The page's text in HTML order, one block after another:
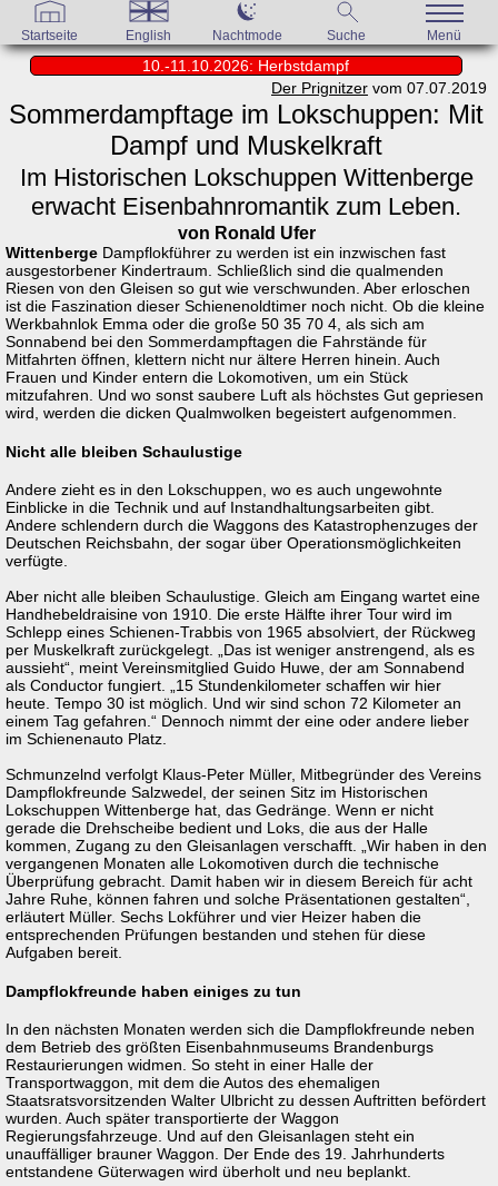
Startseite English Nachtmode Suche Menü
10.-11.10.2026: Herbstdampf
Der Prignitzer vom 07.07.2019
Sommerdampftage im Lokschuppen: Mit
Dampf und Muskelkraft
Im Historischen Lokschuppen Wittenberge
erwacht Eisenbahnromantik zum Leben.
von Ronald Ufer
Wittenberge Dampflokführer zu werden ist ein inzwischen fast
ausgestorbener Kindertraum. Schließlich sind die qualmenden
Riesen von den Gleisen so gut wie verschwunden. Aber erloschen
ist die Faszination dieser Schienenoldtimer noch nicht. Ob die kleine
Werkbahnlok Emma oder die große 50 35 70 4, als sich am
Sonnabend bei den Sommerdampftagen die Fahrstände für
Mitfahrten öffnen, klettern nicht nur ältere Herren hinein. Auch
Frauen und Kinder entern die Lokomotiven, um ein Stück
mitzufahren. Und wo sonst saubere Luft als höchstes Gut gepriesen
wird, werden die dicken Qualmwolken begeistert aufgenommen.
Nicht alle bleiben Schaulustige
Andere zieht es in den Lokschuppen, wo es auch ungewohnte
Einblicke in die Technik und auf Instandhaltungsarbeiten gibt.
Andere schlendern durch die Waggons des Katastrophenzuges der
Deutschen Reichsbahn, der sogar über Operationsmöglichkeiten
verfügte.
Aber nicht alle bleiben Schaulustige. Gleich am Eingang wartet eine
Handhebeldraisine von 1910. Die erste Hälfte ihrer Tour wird im
Schlepp eines Schienen-Trabbis von 1965 absolviert, der Rückweg
per Muskelkraft zurückgelegt. „Das ist weniger anstrengend, als es
aussieht“, meint Vereinsmitglied Guido Huwe, der am Sonnabend
als Conductor fungiert. „15 Stundenkilometer schaffen wir hier
heute. Tempo 30 ist möglich. Und wir sind schon 72 Kilometer an
einem Tag gefahren.“ Dennoch nimmt der eine oder andere lieber
im Schienenauto Platz.
Schmunzelnd verfolgt Klaus-Peter Müller, Mitbegründer des Vereins
Dampflokfreunde Salzwedel, der seinen Sitz im Historischen
Lokschuppen Wittenberge hat, das Gedränge. Wenn er nicht
gerade die Drehscheibe bedient und Loks, die aus der Halle
kommen, Zugang zu den Gleisanlagen verschafft. „Wir haben in den
vergangenen Monaten alle Lokomotiven durch die technische
Überprüfung gebracht. Damit haben wir in diesem Bereich für acht
Jahre Ruhe, können fahren und solche Präsentationen gestalten“,
erläutert Müller. Sechs Lokführer und vier Heizer haben die
entsprechenden Prüfungen bestanden und stehen für diese
Aufgaben bereit.
Dampflokfreunde haben einiges zu tun
In den nächsten Monaten werden sich die Dampflokfreunde neben
dem Betrieb des größten Eisenbahnmuseums Brandenburgs
Restaurierungen widmen. So steht in einer Halle der
Transportwaggon, mit dem die Autos des ehemaligen
Staatsratsvorsitzenden Walter Ulbricht zu dessen Auftritten befördert
wurden. Auch später transportierte der Waggon
Regierungsfahrzeuge. Und auf den Gleisanlagen steht ein
unauffälliger brauner Waggon. Der Ende des 19. Jahrhunderts
entstandene Güterwagen wird überholt und neu beplankt.